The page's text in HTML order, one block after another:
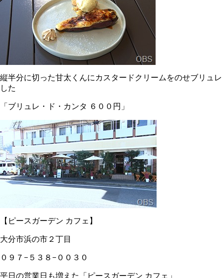
縦半分に切った甘太くんにカスタードクリームをのせブリュレ
した
「ブリュレ・ド・カンタ ６００円」
【ピースガーデン カフェ】
大分市浜の市２丁目
０９７−５３８−００３０
平日の営業日も増えた「ピースガーデン カフェ」